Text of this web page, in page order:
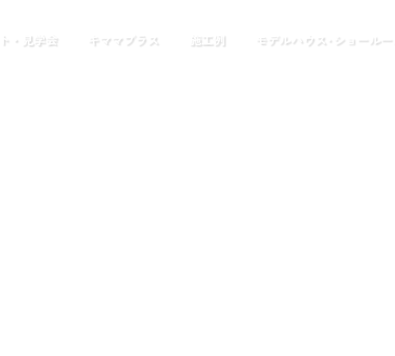
・見学会 キママプラス 施工例 モデルハウス･ショールー